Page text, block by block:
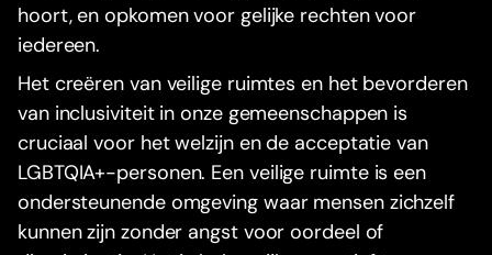
hoort, en opkomen voor gelijke rechten voor
iedereen.
Het creëren van veilige ruimtes en het bevorderen
van inclusiviteit in onze gemeenschappen is
cruciaal voor het welzijn en de acceptatie van
LGBTQIA+-personen. Een veilige ruimte is een
ondersteunende omgeving waar mensen zichzelf
kunnen zijn zonder angst voor oordeel of